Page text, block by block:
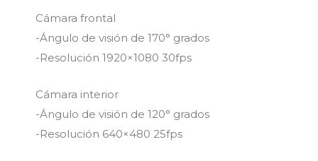
Cámara frontal
-Ángulo de visión de 170° grados
-Resolución 1920×1080 30fps
Cámara interior
-Ángulo de visión de 120° grados
-Resolución 640×480 25fps